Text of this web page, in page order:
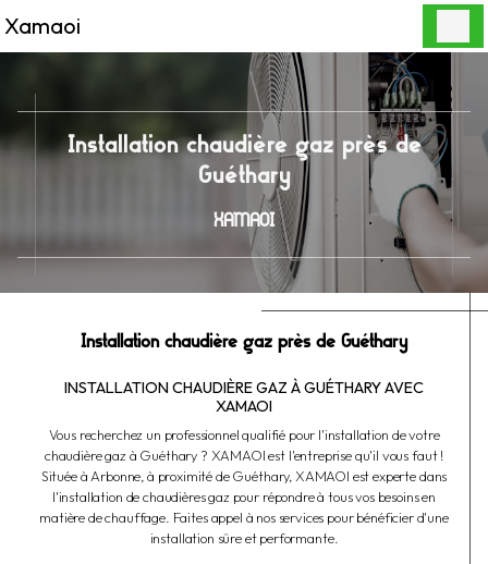
Xamaoi
Installation chaudière gaz près de
Guéthary
XAMAOI
Installation chaudière gaz près de Guéthary
INSTALLATION CHAUDIÈRE GAZ À GUÉTHARY AVEC
XAMAOI
Vous recherchez un professionnel qualifié pour l'installation de votre
chaudière gaz à Guéthary ? XAMAOI est l'entreprise qu'il vous faut !
Située à Arbonne, à proximité de Guéthary, XAMAOI est experte dans
l'installation de chaudières gaz pour répondre à tous vos besoins en
matière de chauffage. Faites appel à nos services pour bénéficier d'une
installation sûre et performante.